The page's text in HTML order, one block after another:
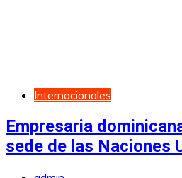
Internacionales
Empresaria
sede de las Naciones